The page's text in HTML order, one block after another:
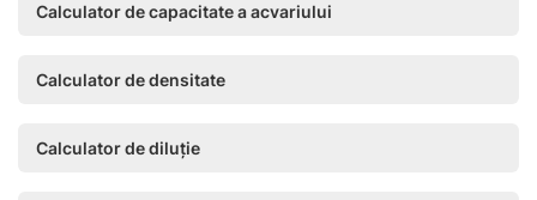
Calculator de capacitate a acvariului
Calculator de densitate
Calculator de diluție